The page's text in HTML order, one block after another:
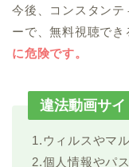
今後、コンスタン
ーで、無料視聴で
に危険です。
違法動画サ
1.ウィルスやマ
2.個人情報やパ